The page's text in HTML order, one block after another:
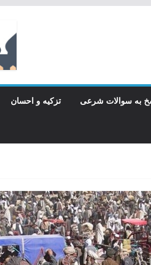
به سوالات شرعی تزکیه و احسان